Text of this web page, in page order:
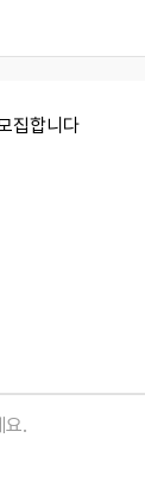
집합니다